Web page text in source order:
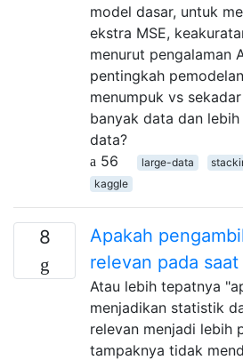
model dasar, untuk
ekstra MSE,
menurut pengalaman
pentingkah
menumpuk vs
banyak data dan
data?
56
large-data
kaggle
8
Apakah
relevan pada
Atau lebih tepatnya
menjadikan statistik
relevan menjadi lebih
tampaknya tidak